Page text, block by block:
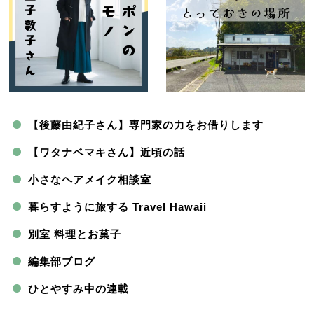
【後藤由紀子さん】専門家の力をお借りします
【ワタナベマキさん】近頃の話
小さなヘアメイク相談室
暮らすように旅する Travel Hawaii
別室 料理とお菓子
編集部ブログ
ひとやすみ中の連載